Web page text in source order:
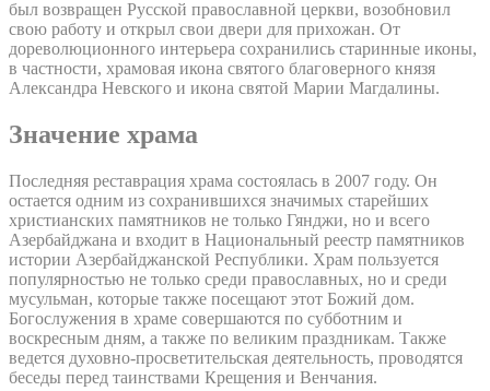
был возвращен Русской православной церкви, возобновил
свою работу и открыл свои двери для прихожан. От
дореволюционного интерьера сохранились старинные иконы,
в частности, храмовая икона святого благоверного князя
Александра Невского и икона святой Марии Магдалины.
Значение храма
Последняя реставрация храма состоялась в 2007 году. Он
остается одним из сохранившихся значимых старейших
христианских памятников не только Гянджи, но и всего
Азербайджана и входит в Национальный реестр памятников
истории Азербайджанской Республики. Храм пользуется
популярностью не только среди православных, но и среди
мусульман, которые также посещают этот Божий дом.
Богослужения в храме совершаются по субботним и
воскресным дням, а также по великим праздникам. Также
ведется духовно-просветительская деятельность, проводятся
беседы перед таинствами Крещения и Венчания.